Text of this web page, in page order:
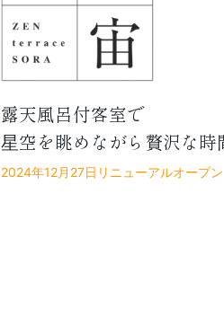
露天風呂付客室で
星空を眺めながら贅沢な時
2024年12月27日リニューアルオープン